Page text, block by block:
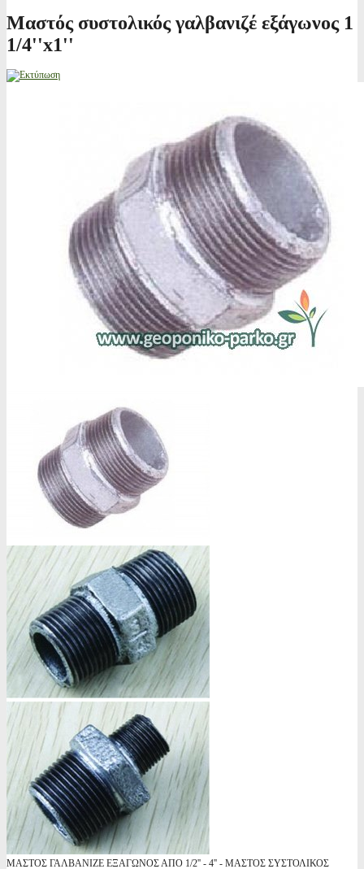
Μαστός συστολικός γαλβανιζέ εξάγωνος 1
1/4''x1''
ΜΑΣΤΟΣ ΓΑΛΒΑΝΙΖΕ ΕΞΑΓΩΝΟΣ ΑΠΟ 1/2'' - 4'' - ΜΑΣΤΟΣ ΣΥΣΤΟΛΙΚΟΣ